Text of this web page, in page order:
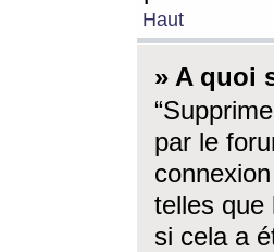
Haut
» A quoi
par le
telles que
si cela a